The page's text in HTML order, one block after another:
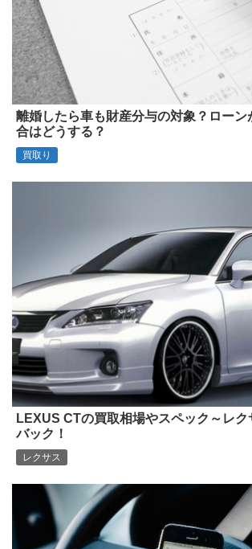
離婚したら車も財産分与の対象？ローン
合はどうする？
買取り
LEXUS CTの買取相場やスペック～レ
バック！
レクサス